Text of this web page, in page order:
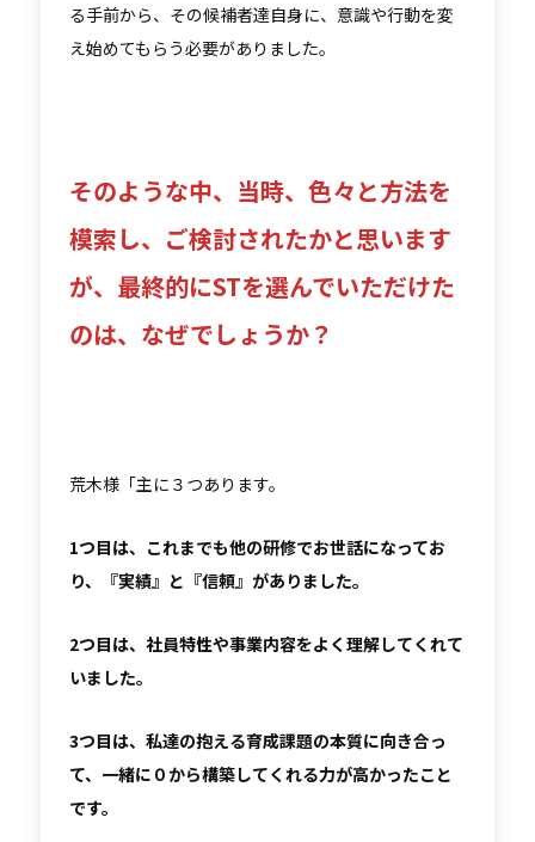
る手前から、その候補者達自身に、意識や行動を変
え始めてもらう必要がありました。
そのような中、当時、色々と方法を
模索し、ご検討されたかと思います
が、最終的にSTを選んでいただけた
のは、なぜでしょうか？
荒木様「主に３つあります。
1つ目は、これまでも他の研修でお世話になってお
り、『実績』と『信頼』がありました。
2つ目は、社員特性や事業内容をよく理解してくれて
いました。
3つ目は、私達の抱える育成課題の本質に向き合っ
て、一緒に０から構築してくれる力が高かったこと
です。